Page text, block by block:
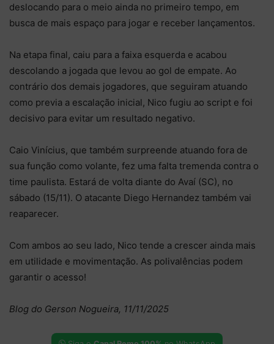
deslocando para o meio ainda no primeiro tempo, em
busca de mais espaço para jogar e receber lançamentos.
Na etapa final, caiu para a faixa esquerda e acabou
descolando a jogada que levou ao gol de empate. Ao
contrário dos demais jogadores, que seguiram atuando
como previa a escalação inicial, Nico fugiu ao script e foi
decisivo para evitar um resultado negativo.
Caio Vinícius, que também surpreende atuando fora de
sua função como volante, fez uma falta tremenda contra o
time paulista. Estará de volta diante do Avaí (SC), no
sábado (15/11). O atacante Diego Hernandez também vai
reaparecer.
Com ambos ao seu lado, Nico tende a crescer ainda mais
em utilidade e movimentação. As polivalências podem
garantir o acesso!
Blog do Gerson Nogueira, 11/11/2025